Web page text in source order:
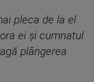
pleca de la el
ei și cumnatul
plângerea